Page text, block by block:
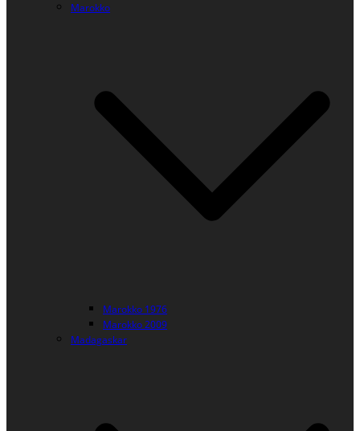
Marokko
Marokko 1976
Marokko 2009
Madagaskar